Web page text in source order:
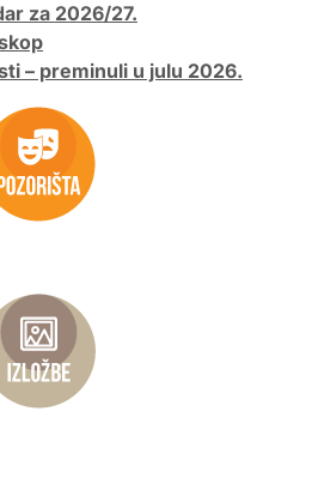
za 2026/27.
– preminuli u julu 2026.